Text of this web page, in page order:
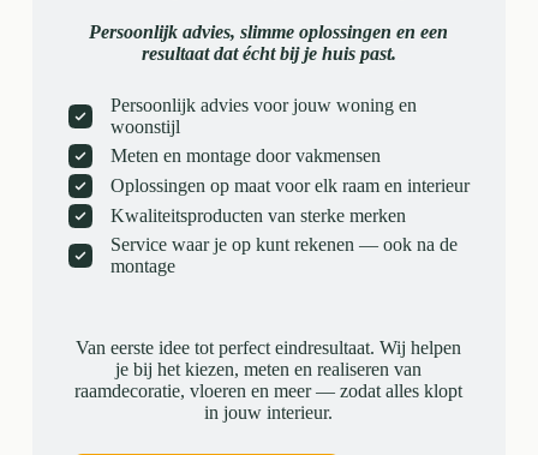
Persoonlijk advies, slimme oplossingen en een
resultaat dat écht bij je huis past.
Persoonlijk advies voor jouw woning en
woonstijl
Meten en montage door vakmensen
Oplossingen op maat voor elk raam en interieur
Kwaliteitsproducten van sterke merken
Service waar je op kunt rekenen — ook na de
montage
Van eerste idee tot perfect eindresultaat. Wij helpen
je bij het kiezen, meten en realiseren van
raamdecoratie, vloeren en meer — zodat alles klopt
in jouw interieur.